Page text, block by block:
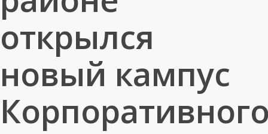
открылся
новый кампус